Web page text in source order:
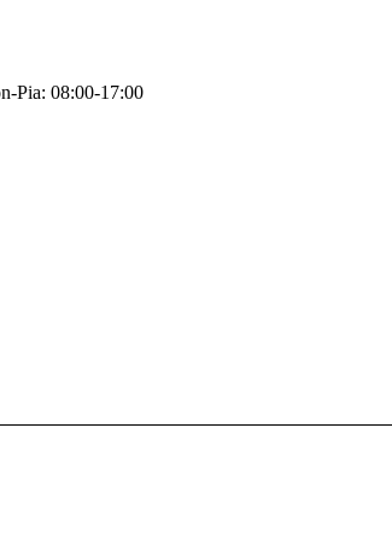
Pia: 08:00-17:00